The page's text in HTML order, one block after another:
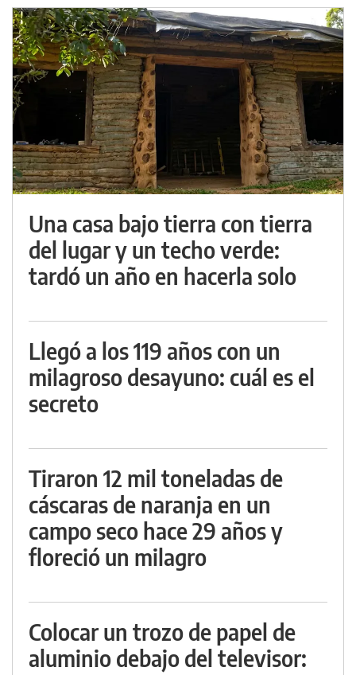
Una casa bajo tierra con tierra
del lugar y un techo verde:
tardó un año en hacerla solo
Llegó a los 119 años con un
milagroso desayuno: cuál es el
secreto
Tiraron 12 mil toneladas de
cáscaras de naranja en un
campo seco hace 29 años y
floreció un milagro
Colocar un trozo de papel de
aluminio debajo del televisor: